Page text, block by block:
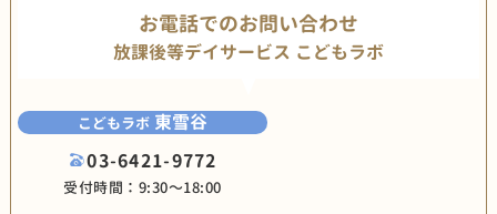
お電話でのお問い合わせ
放課後等デイサービス こどもラボ
こどもラボ 東雪谷
03-6421-9772
受付時間：9:30〜18:00